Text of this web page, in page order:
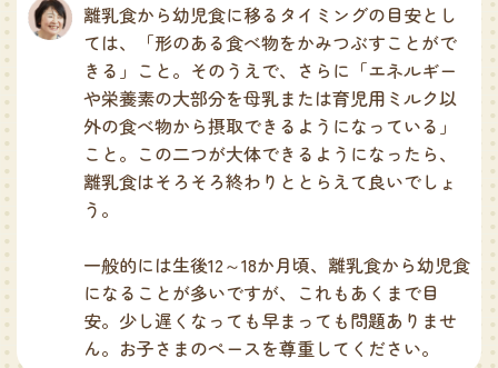
離乳食から幼児食に移るタイミングの目安とし
ては、「形のある食べ物をかみつぶすことがで
きる」こと。そのうえで、さらに「エネルギー
や栄養素の大部分を母乳または育児用ミルク以
外の食べ物から摂取できるようになっている」
こと。この二つが大体できるようになったら、
離乳食はそろそろ終わりととらえて良いでしょ
う。
一般的には生後12～18か月頃、離乳食から幼児食
になることが多いですが、これもあくまで目
安。少し遅くなっても早まっても問題ありませ
ん。お子さまのペースを尊重してください。